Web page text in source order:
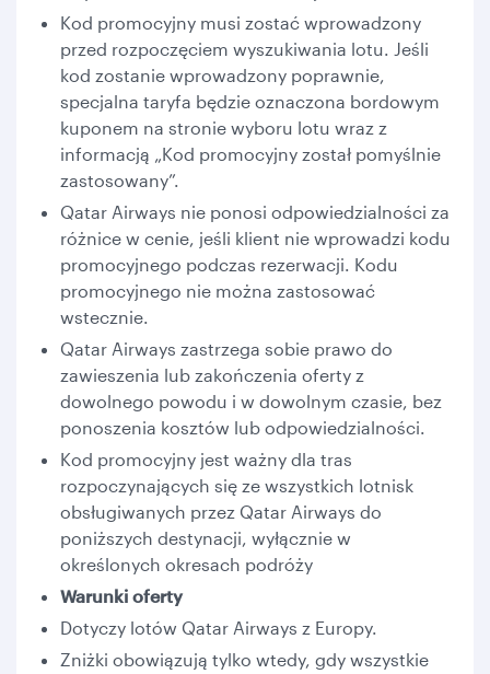
Kod promocyjny musi zostać wprowadzony
przed rozpoczęciem wyszukiwania lotu. Jeśli
kod zostanie wprowadzony poprawnie,
specjalna taryfa będzie oznaczona bordowym
kuponem na stronie wyboru lotu wraz z
informacją „Kod promocyjny został pomyślnie
zastosowany”.
Qatar Airways nie ponosi odpowiedzialności za
różnice w cenie, jeśli klient nie wprowadzi kodu
promocyjnego podczas rezerwacji. Kodu
promocyjnego nie można zastosować
wstecznie.
Qatar Airways zastrzega sobie prawo do
zawieszenia lub zakończenia oferty z
dowolnego powodu i w dowolnym czasie, bez
ponoszenia kosztów lub odpowiedzialności.
Kod promocyjny jest ważny dla tras
rozpoczynających się ze wszystkich lotnisk
obsługiwanych przez Qatar Airways do
poniższych destynacji, wyłącznie w
określonych okresach podróży
Warunki oferty
Dotyczy lotów Qatar Airways z Europy.
Zniżki obowiązują tylko wtedy, gdy wszystkie